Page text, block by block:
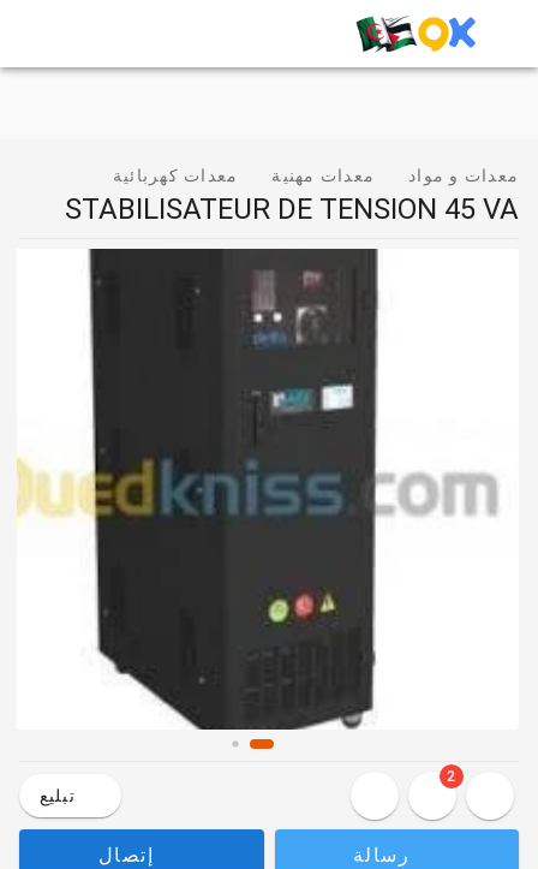
معدات و مواد معدات مهنية معدات كهربائية
STABILISATEUR DE TENSION 45 VA
2
تبليع
رسالة إتصال